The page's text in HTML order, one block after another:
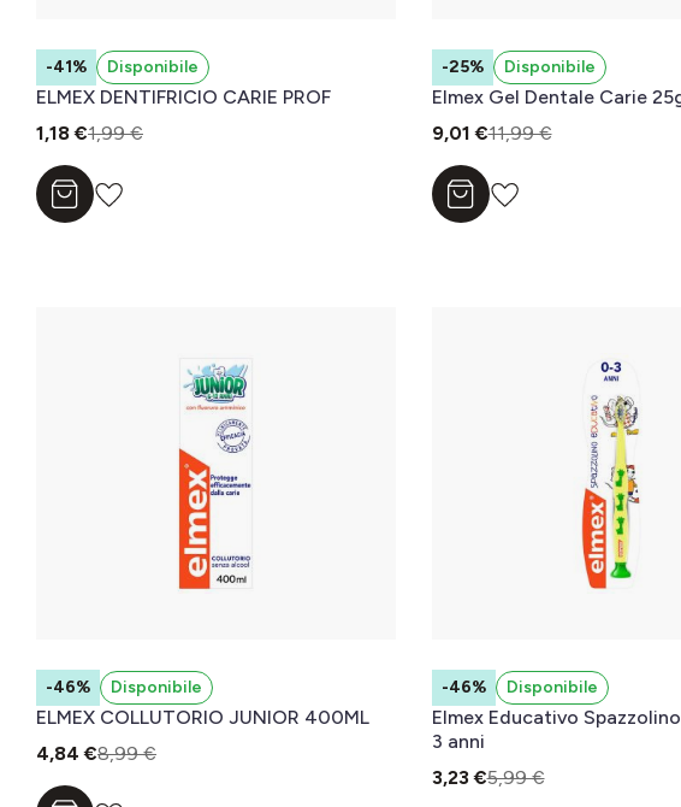
-41% Disponibile
ELMEX DENTIFRICIO CARIE PROF
1,18 €1,99 €
Aggiungi al carrello
-25% Disponibile
Elmex Gel Dentale Carie
9,01 €11,99 €
Aggiungi al carrello
-46% Disponibile
ELMEX COLLUTORIO JUNIOR 400ML
4,84 €8,99 €
-46% Disponibile
Elmex Educativo
3 anni
3,23 €5,99 €